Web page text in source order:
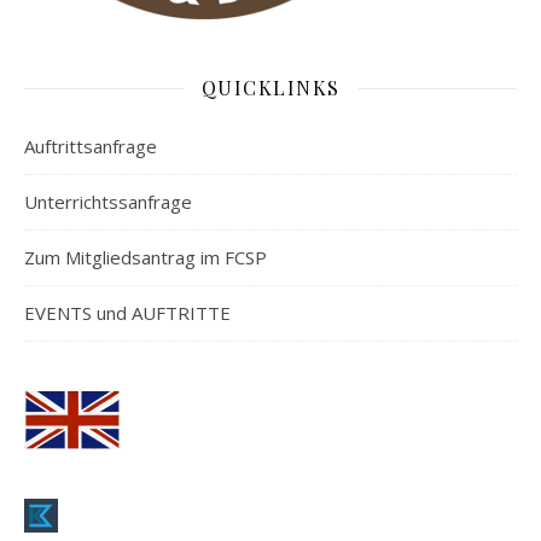
QUICKLINKS
Auftrittsanfrage
Unterrichtssanfrage
Zum Mitgliedsantrag im FCSP
EVENTS und AUFTRITTE